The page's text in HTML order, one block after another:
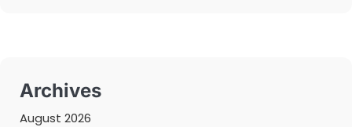
Archives
August 2026